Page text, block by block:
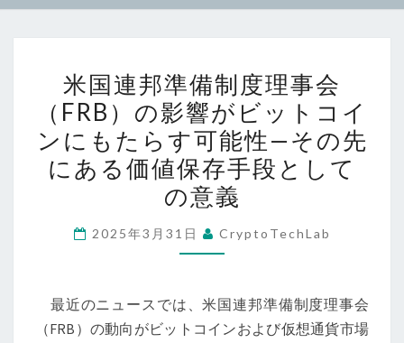
国
連
邦
準
備
制
度
理
会
（FRB）
米国連邦準備制度理事会
（FRB）の影響がビットコイ
ンにもたらす可能性—その先
にある価値保存手段として
の意義
2025年3月31日 CryptoTechLab
最近のニュースでは、米国連邦準備制度理事会
（FRB）の動向がビットコインおよび仮想通貨市場